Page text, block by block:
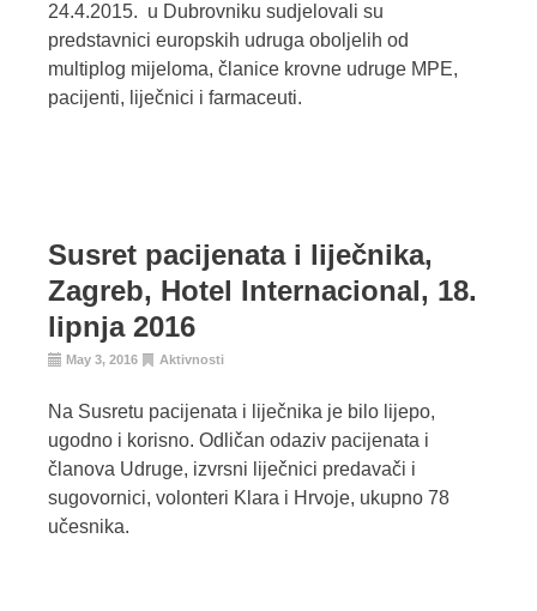
24.4.2015. u Dubrovniku sudjelovali su
predstavnici europskih udruga oboljelih od
multiplog mijeloma, članice krovne udruge MPE,
pacijenti, liječnici i farmaceuti.
Susret pacijenata i liječnika,
Zagreb, Hotel Internacional, 18.
lipnja 2016
May 3, 2016 Aktivnosti
Na Susretu pacijenata i liječnika je bilo lijepo,
ugodno i korisno. Odličan odaziv pacijenata i
članova Udruge, izvrsni liječnici predavači i
sugovornici, volonteri Klara i Hrvoje, ukupno 78
učesnika.